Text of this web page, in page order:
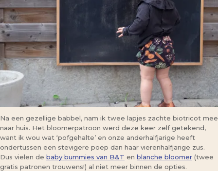
Na een gezellige babbel, nam ik twee lapjes zachte biotricot mee
naar huis. Het bloomerpatroon werd deze keer zelf getekend,
want ik wou wat ‘pofgehalte’ en onze anderhalfjarige heeft
ondertussen een stevigere poep dan haar vierenhalfjarige zus.
Dus vielen de baby bummies van B&T en blanche bloomer (twee
gratis patronen trouwens!) al niet meer binnen de opties.